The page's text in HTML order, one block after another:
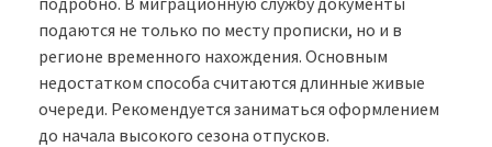
подаются не только по месту прописки, но и в
регионе временного нахождения. Основным
недостатком способа считаются длинные живые
очереди. Рекомендуется заниматься оформлением
до начала высокого сезона отпусков.